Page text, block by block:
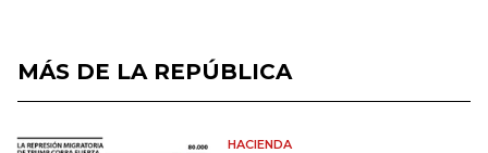
MÁS DE LA REPÚBLICA
HACIENDA